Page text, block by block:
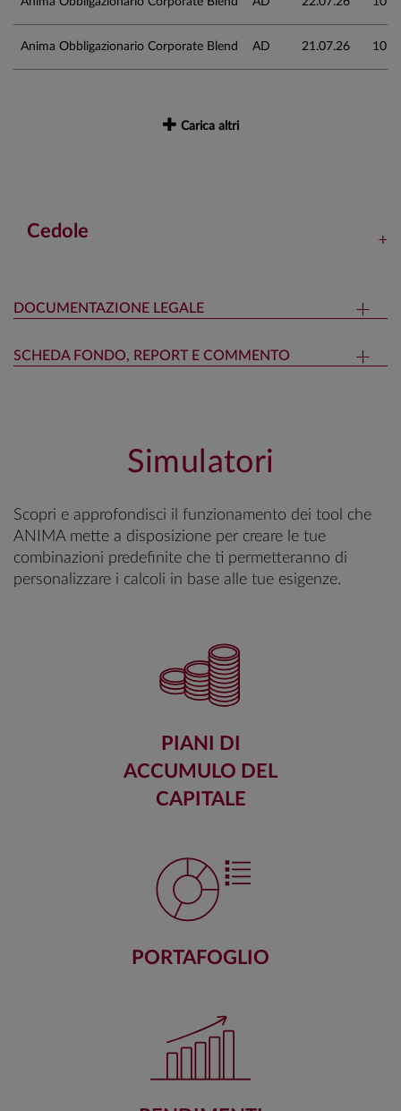
Anima Obbligazionario Corporate Blend AD 21.07.26
Carica altri
Cedole
DOCUMENTAZIONE LEGALE
SCHEDA FONDO, REPORT E COMMENTO
Simulatori
Scopri e approfondisci il funzionamento dei tool che
ANIMA mette a disposizione per creare le tue
combinazioni predefinite che ti permetteranno di
personalizzare i calcoli in base alle tue esigenze.
PIANI DI
ACCUMULO DEL
CAPITALE
PORTAFOGLIO